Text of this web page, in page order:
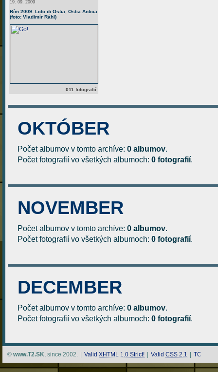
19. 09. 2009
Rím 2009: Lido di Ostia, Ostia Antica
(foto: Vladimír Ráhl)
011 fotografií
OKTÓBER
Počet albumov v tomto archíve: 0 albumov.
Počet fotografií vo všetkých albumoch: 0 fotografií.
NOVEMBER
Počet albumov v tomto archíve: 0 albumov.
Počet fotografií vo všetkých albumoch: 0 fotografií.
DECEMBER
Počet albumov v tomto archíve: 0 albumov.
Počet fotografií vo všetkých albumoch: 0 fotografií.
© www.T2.SK, since 2002. Valid XHTML 1.0 Strict! Valid CSS 2.1